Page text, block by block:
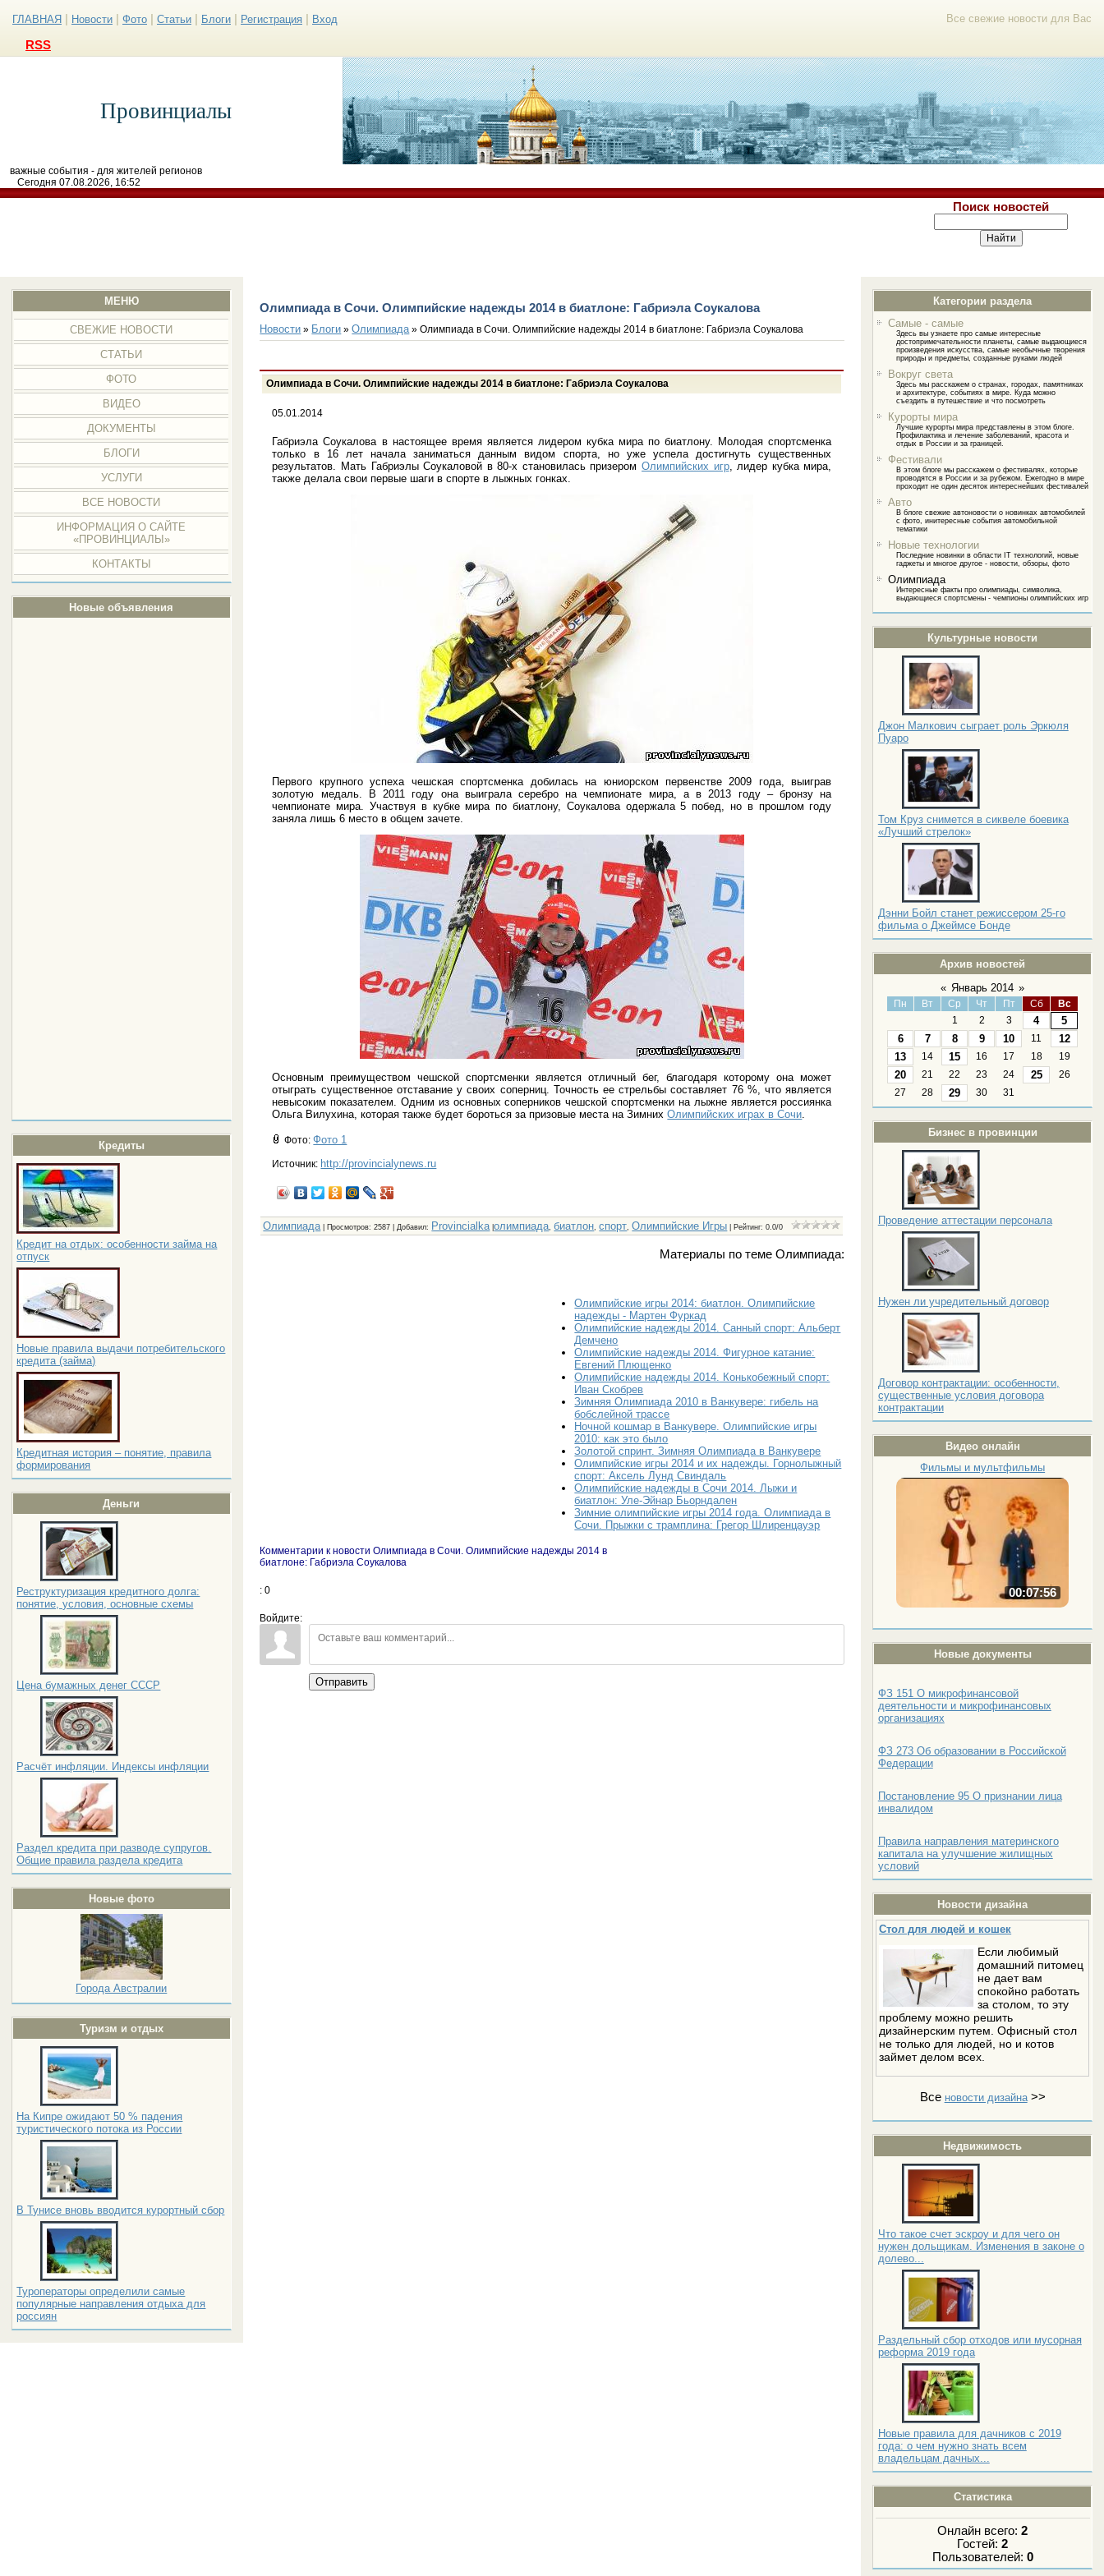
Все свежие новости для Вас
ГЛАВНАЯ Новости Фото Статьи Блоги Регистрация Вход
RSS
Провинциалы
важные события - для жителей регионов
Сегодня 07.08.2026, 16:52
Поиск новостей
МЕНЮ
СВЕЖИЕ НОВОСТИ
СТАТЬИ
ФОТО
ВИДЕО
ДОКУМЕНТЫ
БЛОГИ
УСЛУГИ
ВСЕ НОВОСТИ
ИНФОРМАЦИЯ О САЙТЕ
«ПРОВИНЦИАЛЫ»
КОНТАКТЫ
Новые объявления
Кредиты
Кредит на отдых: особенности займа на
отпуск
Новые правила выдачи потребительского
кредита (займа)
Кредитная история – понятие, правила
формирования
Деньги
Реструктуризация кредитного долга:
понятие, условия, основные схемы
Цена бумажных денег СССР
Расчёт инфляции. Индексы инфляции
Раздел кредита при разводе супругов.
Общие правила раздела кредита
Новые фото
Города Австралии
Туризм и отдых
На Кипре ожидают 50 % падения
туристического потока из России
В Тунисе вновь вводится курортный сбор
Туроператоры определили самые
популярные направления отдыха для
россиян
Категории раздела
Самые - самые
Здесь вы узнаете про самые интересные
достопримечательности планеты, самые выдающиеся
произведения искусства, самые необычные творения
природы и предметы, созданные руками людей
Вокруг света
Здесь мы расскажем о странах, городах, памятниках
и архитектуре, событиях в мире. Куда можно
съездить в путешествие и что посмотреть
Курорты мира
Лучшие курорты мира представлены в этом блоге.
Профилактика и лечение заболеваний, красота и
отдых в России и за границей.
Фестивали
В этом блоге мы расскажем о фестивалях, которые
проводятся в России и за рубежом. Ежегодно в мире
проходит не один десяток интереснейших фестивалей
Авто
В блоге свежие автоновости о новинках автомобилей
с фото, инитересные события автомобильной
тематики
Новые технологии
Последние новинки в области IT технологий, новые
гаджеты и многое другое - новости, обзоры, фото
Олимпиада
Интересные факты про олимпиады, символика,
выдающиеся спортсмены - чемпионы олимпийских игр
Культурные новости
Джон Малкович сыграет роль Эркюля
Пуаро
Том Круз снимется в сиквеле боевика
«Лучший стрелок»
Дэнни Бойл станет режиссером 25-го
фильма о Джеймсе Бонде
Архив новостей
« Январь 2014 »
Пн Вт Ср Чт Пт Сб
Вс
1
2 3 4
5
6
7 8 9 10 11
12
13
14 15 16 17 18 19
20 21 22 23 24 25
26
27
28 29 30 31
Бизнес в провинции
Проведение аттестации персонала
Нужен ли учредительный договор
Договор контрактации: особенности,
существенные условия договора
контрактации
Видео онлайн
Фильмы и мультфильмы
00:07:56
Новые документы
ФЗ 151 О микрофинансовой
деятельности и микрофинансовых
организациях
ФЗ 273 Об образовании в Российской
Федерации
Постановление 95 О признании лица
инвалидом
Правила направления материнского
капитала на улучшение жилищных
условий
Новости дизайна
Стол для людей и кошек
Если любимый
домашний питомец
не дает вам
спокойно работать
за столом, то эту
проблему можно решить
дизайнерским путем. Офисный стол
не только для людей, но и котов
займет делом всех.
Все новости дизайна>>
Недвижимость
Что такое счет эскроу и для чего он
нужен дольщикам. Изменения в законе о
долево...
Раздельный сбор отходов или мусорная
реформа 2019 года
Новые правила для дачников с 2019
года: о чем нужно знать всем
владельцам дачных...
Статистика
Онлайн всего:2
Гостей:2
Пользователей: 0
Олимпиада в Сочи. Олимпийские надежды 2014 в биатлоне: Габриэла Соукалова
Новости » Блоги »Олимпиада » Олимпиада в Сочи. Олимпийские надежды 2014 в биатлоне: Габриэла Соукалова
Олимпиада в Сочи. Олимпийские надежды 2014 в биатлоне: Габриэла Соукалова
05.01.2014
Габриэла Соукалова в настоящее время является лидером кубка мира по биатлону. Молодая спортсменка
только в 16 лет начала заниматься данным видом спорта, но уже успела достигнуть существенных
результатов. Мать Габриэлы Соукаловой в 80-х становилась призеромОлимпийских игр, лидер кубка мира,
также делала свои первые шаги в спорте в лыжных гонках.
Первого крупного успеха чешская спортсменка добилась на юниорском первенстве 2009 года, выиграв
золотую медаль. В 2011 году она выиграла серебро на чемпионате мира, а в 2013 году – бронзу на
чемпионате мира. Участвуя в кубке мира по биатлону, Соукалова одержала 5 побед, но в прошлом году
заняла лишь 6 место в общем зачете.
Основным преимуществом чешской спортсменки является отличный бег, благодаря которому она может
отыграть существенное отставание у своих соперниц. Точность ее стрельбы составляет 76 %, что является
невысоким показателем. Одним из основных соперников чешской спортсменки на лыжне является россиянка
Ольга Вилухина, которая также будет бороться за призовые места на ЗимнихОлимпийских играх в Сочи
Фото:Фото 1
Источник: http://provincialynews.ru
Олимпиада Просмотров: 2587 | Добавил: Provincialka |олимпиада ,биатлон ,спорт ,Олимпийские Игры Рейтинг:0.0/0
Материалы по теме Олимпиада:
Олимпийские игры 2014: биатлон. Олимпийские
надежды - Мартен Фуркад
Олимпийские надежды 2014. Санный спорт: Альберт
Демчено
Олимпийские надежды 2014. Фигурное катание:
Евгений Плющенко
Олимпийские надежды 2014. Конькобежный спорт:
Иван Скобрев
Зимняя Олимпиада 2010 в Ванкувере: гибель на
бобслейной трассе
Ночной кошмар в Ванкувере. Олимпийские игры
2010: как это было
Золотой спринт. Зимняя Олимпиада в Ванкувере
Олимпийские игры 2014 и их надежды. Горнолыжный
спорт: Аксель Лунд Свиндаль
Олимпийские надежды в Сочи 2014. Лыжи и
биатлон: Уле-Эйнар Бьорндален
Зимние олимпийские игры 2014 года. Олимпиада в
Сочи. Прыжки с трамплина: Грегор Шлиренцауэр
Комментарии к новости Олимпиада в Сочи. Олимпийские надежды 2014 в
биатлоне: Габриэла Соукалова
: 0
Войдите:
Отправить